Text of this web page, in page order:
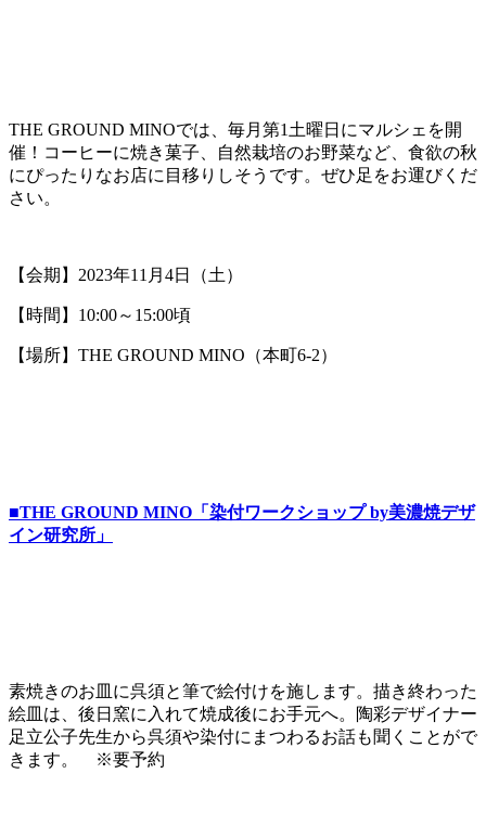
THE GROUND MINOでは、毎月第1土曜日にマルシェを開
催！コーヒーに焼き菓子、自然栽培のお野菜など、食欲の秋
にぴったりなお店に目移りしそうです。ぜひ足をお運びくだ
さい。
【会期】2023年11月4日（土）
【時間】10:00～15:00頃
【場所】THE GROUND MINO（本町6-2）
■THE GROUND MINO「染付ワークショップ by美濃焼デザ
イン研究所」
素焼きのお皿に呉須と筆で絵付けを施します。描き終わった
絵皿は、後日窯に入れて焼成後にお手元へ。陶彩デザイナー
足立公子先生から呉須や染付にまつわるお話も聞くことがで
きます。 ※要予約